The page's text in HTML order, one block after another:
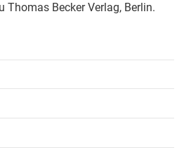
Thomas Becker Verlag, Berlin.